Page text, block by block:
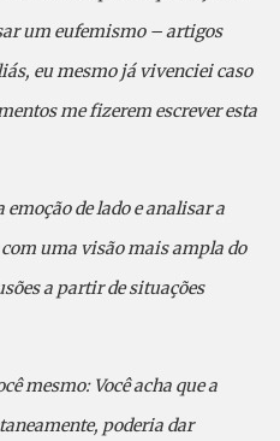
um eufemismo – artigos
eu mesmo já vivenciei caso
me fizerem escrever esta
de lado e analisar a
uma visão mais ampla do
a partir de situações
mesmo: Você acha que a
poderia dar